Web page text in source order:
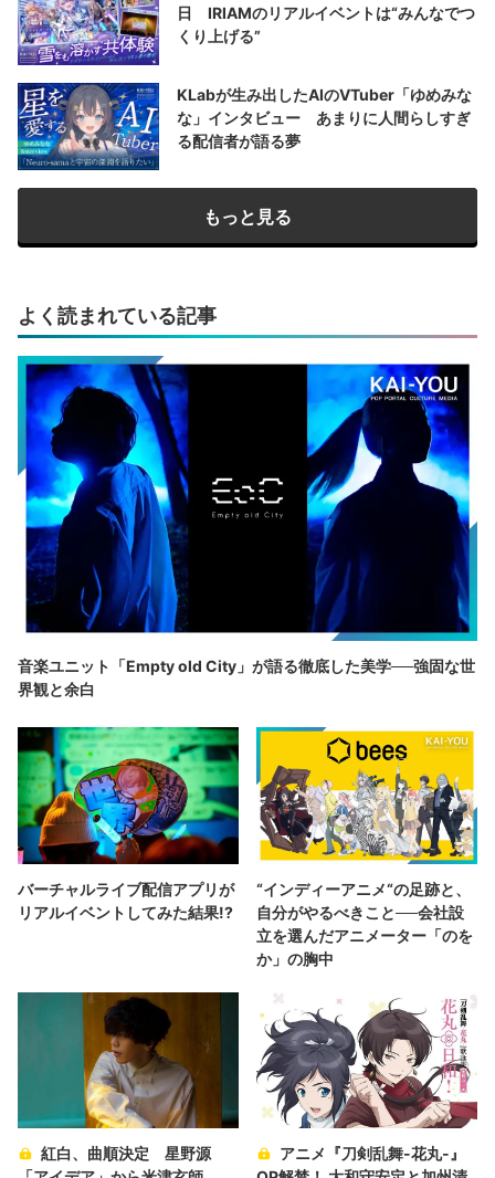
日 IRIAMのリアルイベントは“みんなでつ
くり上げる”
KLabが生み出したAIのVTuber「ゆめみな
な」インタビュー あまりに人間らしすぎ
る配信者が語る夢
もっと見る
よく読まれている記事
音楽ユニット「Empty old City」が語る徹底した美学──強固な世
界観と余白
バーチャルライブ配信アプリが
リアルイベントしてみた結果!?
“インディーアニメ“の足跡と、
自分がやるべきこと──会社設
立を選んだアニメーター「のを
か」の胸中
紅白、曲順決定 星野源
アニメ『刀剣乱舞-花丸-』